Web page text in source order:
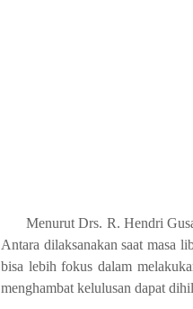
Menurut Drs. R. Hendri
Antara dilaksanakan saat masa
bisa lebih fokus dalam
menghambat kelulusan dapat